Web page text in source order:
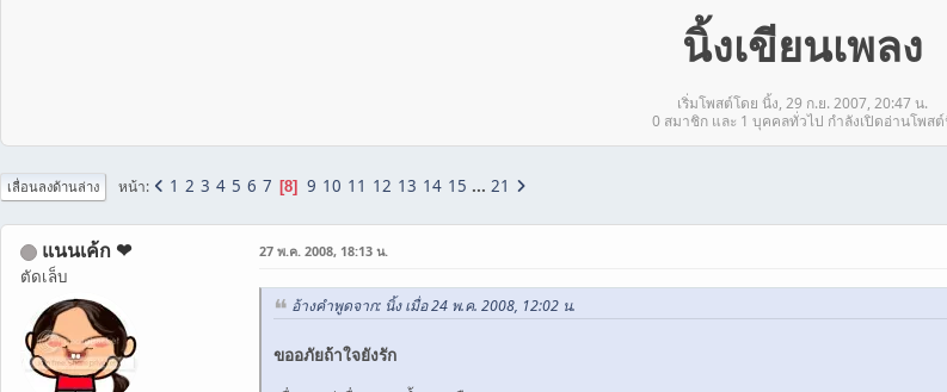
นิ้งเขียนเพลง
เริ่มโพสต์โดย นิ้ง, 29 ก.ย. 2007, 20:47 น.
0 สมาชิก และ 1 บุคคลทั่วไป กำลังเปิดอ่านโพส
เลื่อนลงด้านล่าง หน้า 1 2 3 4 5 6 7 8 9 10 11 12 13 14 15 ... 21
แนนเค้ก ❤
ตัดเล็บ
27 พ.ค. 2008, 18:13 น.
อ้างคำพูดจาก: นิ้ง เมื่อ 24 พ.ค. 2008, 12:02 น.
ขออภัยถ้าใจยังรัก